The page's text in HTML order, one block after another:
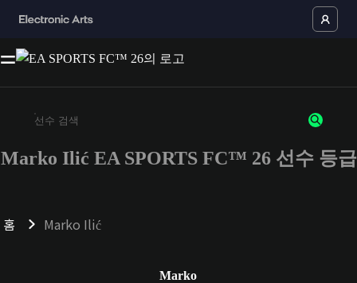
최소 3자 이상의 문자 또는 숫자를 입력하세요
Marko Ilić EA SPORTS FC™ 26 선수 등급
홈 Marko Ilić
Marko